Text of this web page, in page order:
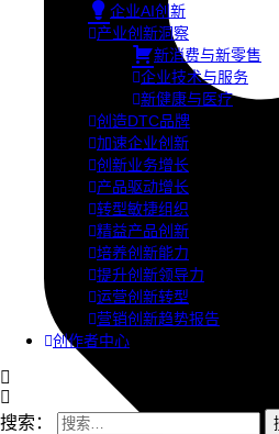
企业AI创新
产业创新洞察
新消费与新零售
企业技术与服务
新健康与医疗
创造DTC品牌
加速企业创新
创新业务增长
产品驱动增长
转型敏捷组织
精益产品创新
培养创新能力
提升创新领导力
运营创新转型
营销创新趋势报告
创作者中心
搜索：